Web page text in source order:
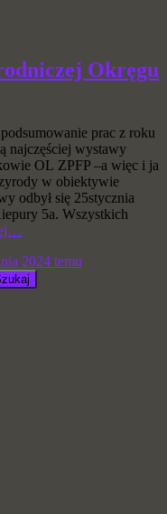
Okręgu
prac z roku
najczęściej wystawy
OL ZPFP –a więc i ja
w obiektywie
odbył się 25stycznia
5a. Wszystkich
2024 temu